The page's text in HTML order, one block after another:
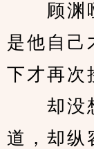
顾渊哑
是他自己
下才再次
却没想
道，却纵